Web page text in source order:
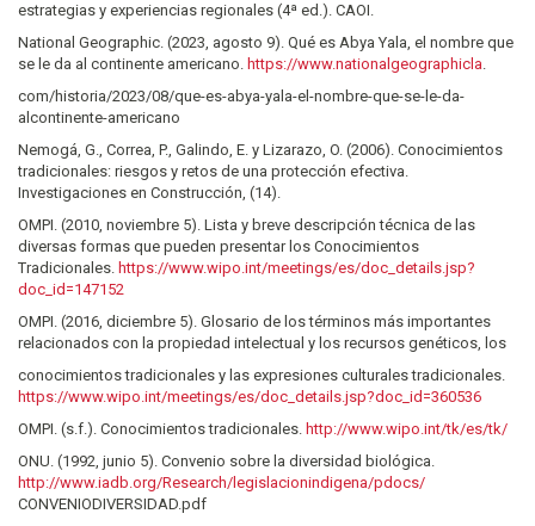
estrategias y experiencias regionales (4ª ed.). CAOI.
National Geographic. (2023, agosto 9). Qué es Abya Yala, el nombre que
se le da al continente americano. https://www.nationalgeographicla.
com/historia/2023/08/que-es-abya-yala-el-nombre-que-se-le-da-
alcontinente-americano
Nemogá, G., Correa, P., Galindo, E. y Lizarazo, O. (2006). Conocimientos
tradicionales: riesgos y retos de una protección efectiva.
Investigaciones en Construcción, (14).
OMPI. (2010, noviembre 5). Lista y breve descripción técnica de las
diversas formas que pueden presentar los Conocimientos
Tradicionales. https://www.wipo.int/meetings/es/doc_details.jsp?
doc_id=147152
OMPI. (2016, diciembre 5). Glosario de los términos más importantes
relacionados con la propiedad intelectual y los recursos genéticos, los
conocimientos tradicionales y las expresiones culturales tradicionales.
https://www.wipo.int/meetings/es/doc_details.jsp?doc_id=360536
OMPI. (s.f.). Conocimientos tradicionales. http://www.wipo.int/tk/es/tk/
ONU. (1992, junio 5). Convenio sobre la diversidad biológica.
http://www.iadb.org/Research/legislacionindigena/pdocs/
CONVENIODIVERSIDAD.pdf